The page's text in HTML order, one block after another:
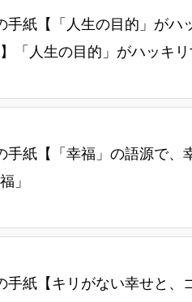
手紙【「人生の目的」がハ
「人生の目的」がハッキ
手紙【「幸福」の語源で、
」
手紙【キリがない幸せと、